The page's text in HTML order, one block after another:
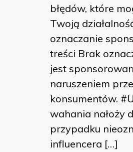
błędów, które
Twoją
oznaczanie
treści Brak
jest
naruszeniem
konsumentów.
wahania nałoży
przypadku
influencera […]